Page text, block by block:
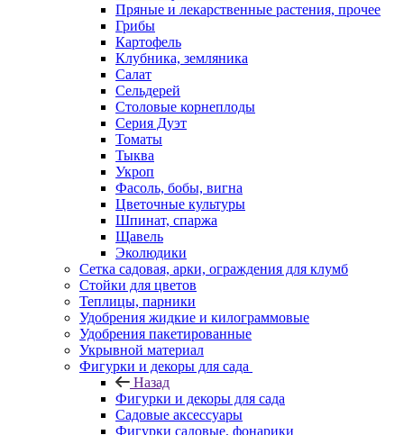
Пряные и лекарственные растения, прочее
Грибы
Картофель
Клубника, земляника
Салат
Сельдерей
Столовые корнеплоды
Серия Дуэт
Томаты
Тыква
Укроп
Фасоль, бобы, вигна
Цветочные культуры
Шпинат, спаржа
Щавель
Эколюдики
Сетка садовая, арки, ограждения для клумб
Стойки для цветов
Теплицы, парники
Удобрения жидкие и килограммовые
Удобрения пакетированные
Укрывной материал
Фигурки и декоры для сада
Назад
Фигурки и декоры для сада
Садовые аксессуары
Фигурки садовые, фонарики